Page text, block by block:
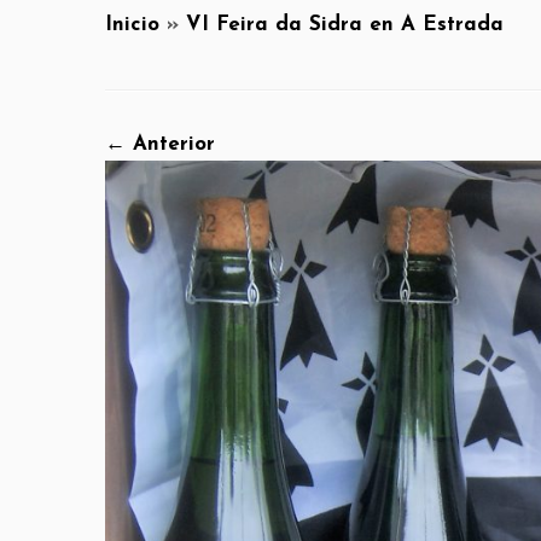
Inicio » VI Feira da Sidra en A Estrada
← Anterior